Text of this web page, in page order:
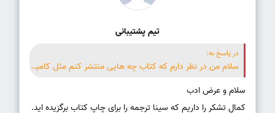
تیم پشتیبانی
در پاسخ به:
سلام من در نظر دارم که کتاب چه هایی منتشر کنم مثل کامیک بوک یا جامپ های ژاپنی(تقریبا چیزی مثل روزنامه (به صورت هفتگی چند قسمت پخش کنم)فقط مجله مصور هست)برای همچین کتابی باید چیکار کنم برای هر قسمت باید مجوز بگیرم؟ درکل مجوز گرفتن برای کتاب های دنباله دار که با فاصله زمانی کمی منتشر میشن چجوریه؟